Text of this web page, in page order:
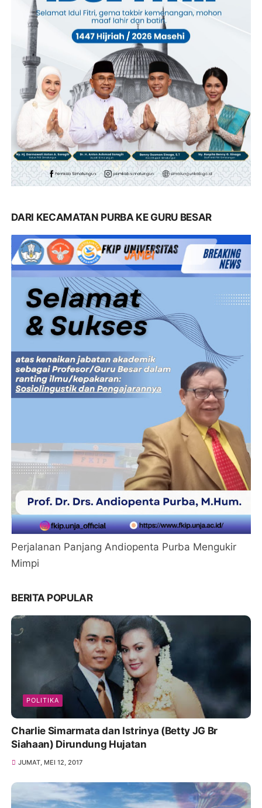
DARI KECAMATAN PURBA KE GURU BESAR
Perjalanan Panjang Andiopenta Purba Mengukir
Mimpi
BERITA POPULAR
POLITIKA
Charlie Simarmata dan Istrinya (Betty JG Br
Siahaan) Dirundung Hujatan
JUMAT, MEI 12, 2017